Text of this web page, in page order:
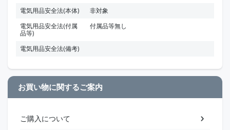
電気用品安全法(本体)
非対象
電気用品安全法(付属
品等)
付属品等無し
電気用品安全法(備考)
お買い物に関するご案内
ご購入について